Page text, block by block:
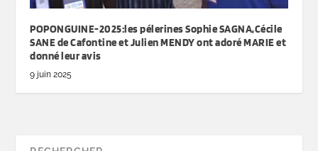
POPONGUINE-2025:les pélerines Sophie SAGNA,Cécile
SANE de Cafontine et Julien MENDY ont adoré MARIE et
donné leur avis
9 juin 2025